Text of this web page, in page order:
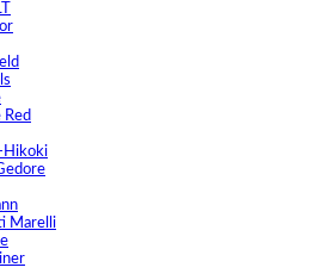
Red
Hikoki
Marelli